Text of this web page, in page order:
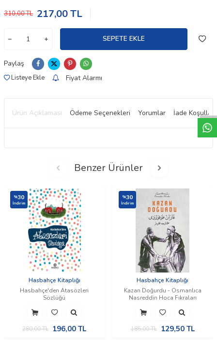
W
h
t
a
p
p
D
e
s
e
H
a
t
t
310,00TL 217,00TL
SEPETE EKLE
Paylaş
Listeye Ekle Fiyat Alarmı
Ürün Açıklaması Ödeme Seçenekleri Yorumlar İade Koşulları
Benzer Ürünler
%30
İndirim
Hasbahçe Kitaplığı
Hasbahçe'den Atasözleri
Sözlüğü
280,00TL 196,00 TL
%30
İndirim
Hasbahçe Kitaplığı
Kazan Doğurdu - Osmanlıca
Nasreddin Hoca Fıkraları
185,00TL 129,50TL